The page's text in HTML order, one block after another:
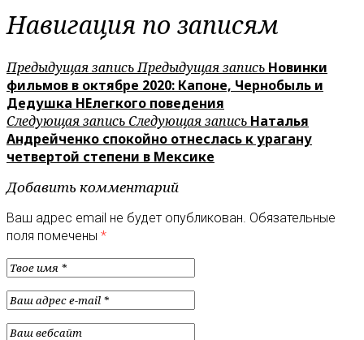
Навигация по записям
Предыдущая записьПредыдущая запись Новинки
фильмов в октябре 2020: Капоне, Чернобыль и
Дедушка НЕлегкого поведения
Следующая запись Следующая запись Наталья
Андрейченко спокойно отнеслась к урагану
четвертой степени в Мексике
Добавить комментарий
Ваш адрес email не будет опубликован. Обязательные
поля помечены *